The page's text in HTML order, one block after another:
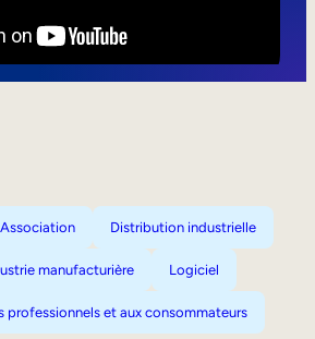
Association Distribution industrielle
manufacturière Logiciel
professionnels et aux consommateurs